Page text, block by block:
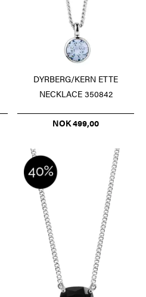
DYRBERG/KERN ETTE
NECKLACE 350842
NOK 499,00